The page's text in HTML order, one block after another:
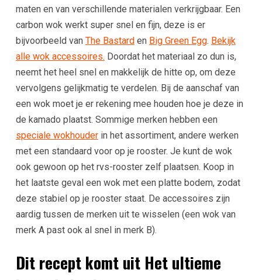
maten en van verschillende materialen verkrijgbaar. Een
carbon wok werkt super snel en fijn, deze is er
bijvoorbeeld van The Bastarden Big Green Egg. Bekijk
alle wok accessoires. Doordat het materiaal zo dun is,
neemt het heel snel en makkelijk de hitte op, om deze
vervolgens gelijkmatig te verdelen. Bij de aanschaf van
een wok moet je er rekening mee houden hoe je deze in
de kamado plaatst. Sommige merken hebben een
speciale wokhouderin het assortiment, andere werken
met een standaard voor op je rooster. Je kunt de wok
ook gewoon op het rvs-rooster zelf plaatsen. Koop in
het laatste geval een wok met een platte bodem, zodat
deze stabiel op je rooster staat. De accessoires zijn
aardig tussen de merken uit te wisselen (een wok van
merk A past ook al snel in merk B).
Dit recept komt uit Het ultieme